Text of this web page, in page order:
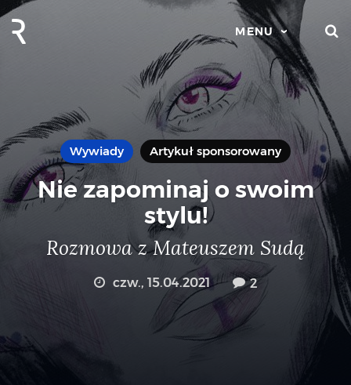
MENU
Wywiady Artykuł sponsorowany
Nie zapominaj o swoim
stylu!
Rozmowa z Mateuszem Sudą
czw., 15.04.2021 2